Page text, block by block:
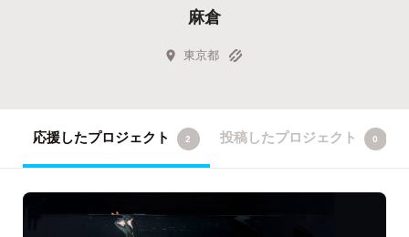
麻倉
東京都
応援したプロジェクト 2 投稿したプロジェクト 0